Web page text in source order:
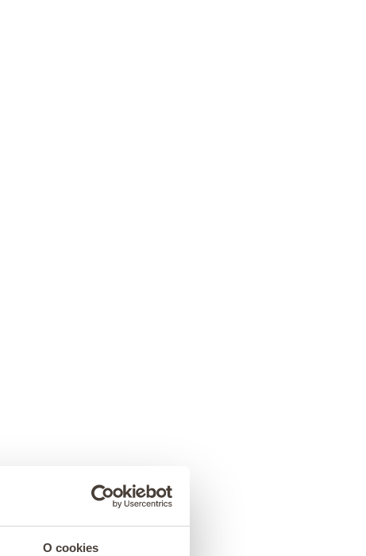
O cookies